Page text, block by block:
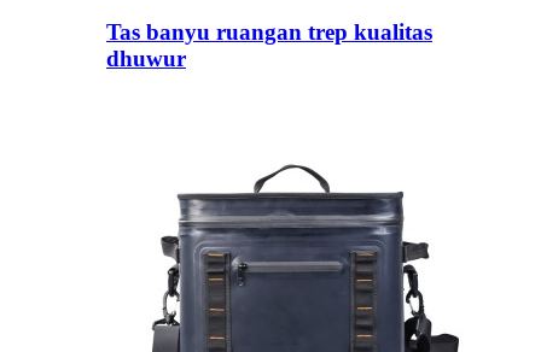
Tas banyu ruangan trep kualitas
dhuwur